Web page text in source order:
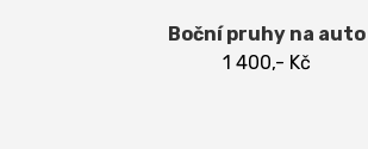
Boční pruhy na auto
1 400,- Kč